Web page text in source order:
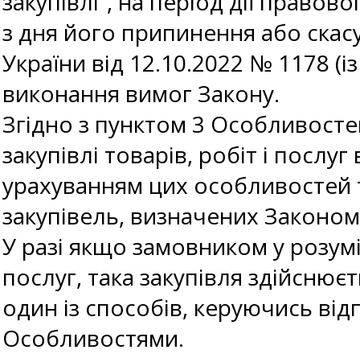
з дня його припинення або
України від 12.10.2022 № 1178
виконання вимог Закону.
Згідно з пунктом 3
закупівлі товарів, робіт і
урахуванням цих особливостей
закупівель, визначених
У разі якщо замовником у
послуг, така закупівля
один із способів, керуючись
Особливостями.